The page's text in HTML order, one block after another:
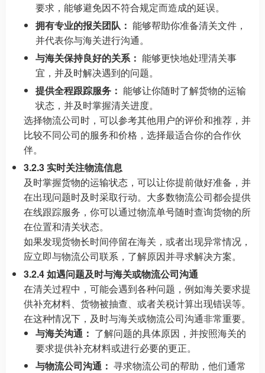
要求，能够避免因不符合规定而造成的延误。
拥有专业的报关团队： 能够帮助你准备清关文件，
并代表你与海关进行沟通。
与海关保持良好的关系： 能够更快地处理清关事
宜，并及时解决遇到的问题。
提供全程跟踪服务： 能够让你随时了解货物的运输
状态，并及时掌握清关进度。
选择物流公司时，可以参考其他用户的评价和推荐，并
比较不同公司的服务和价格，选择最适合你的合作伙
伴。
3.2.3 实时关注物流信息
及时掌握货物的运输状态，可以让你提前做好准备，并
在出现问题时及时采取行动。大多数物流公司都会提供
在线跟踪服务，你可以通过物流单号随时查询货物的所
在位置和清关状态。
如果发现货物长时间停留在海关，或者出现异常情况，
应立即与物流公司联系，了解原因并寻求解决方案。
3.2.4 如遇问题及时与海关或物流公司沟通
在清关过程中，可能会遇到各种问题，例如海关要求提
供补充材料、货物被抽查、或者关税计算出现错误等。
在这种情况下，及时与海关或物流公司沟通非常重要。
与海关沟通： 了解问题的具体原因，并按照海关的
要求提供补充材料或进行必要的更正。
与物流公司沟通： 寻求物流公司的帮助，他们通常